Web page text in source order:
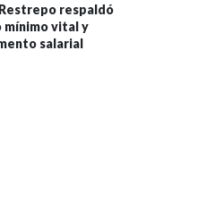
respaldó
mínimo vital y
salarial